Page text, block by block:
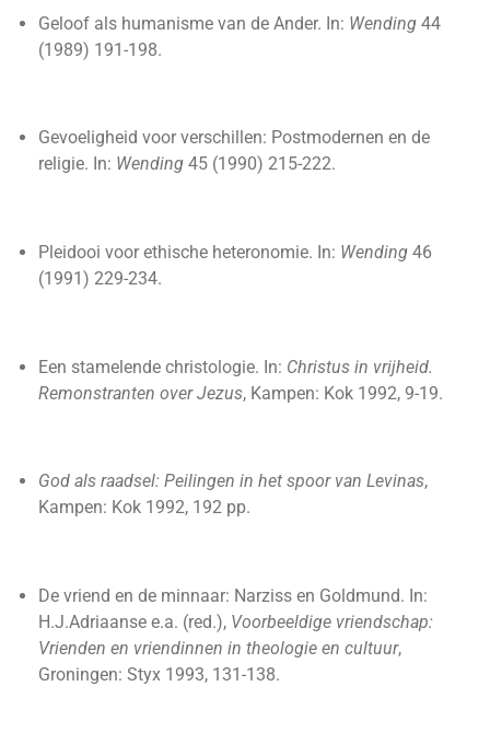
Geloof als humanisme van de Ander. In: Wending 44
(1989) 191-198.
Gevoeligheid voor verschillen: Postmodernen en de
religie. In: Wending 45 (1990) 215-222.
Pleidooi voor ethische heteronomie. In: Wending 46
(1991) 229-234.
Een stamelende christologie. In: Christus in vrijheid.
Remonstranten over Jezus, Kampen: Kok 1992, 9-19.
God als raadsel: Peilingen in het spoor van Levinas,
Kampen: Kok 1992, 192 pp.
De vriend en de minnaar: Narziss en Goldmund. In:
H.J.Adriaanse e.a. (red.), Voorbeeldige vriendschap:
Vrienden en vriendinnen in theologie en cultuur,
Groningen: Styx 1993, 131-138.